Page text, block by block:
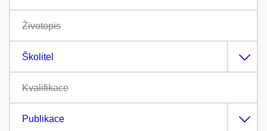
Životopis
Školitel
Kvalifikace
Publikace